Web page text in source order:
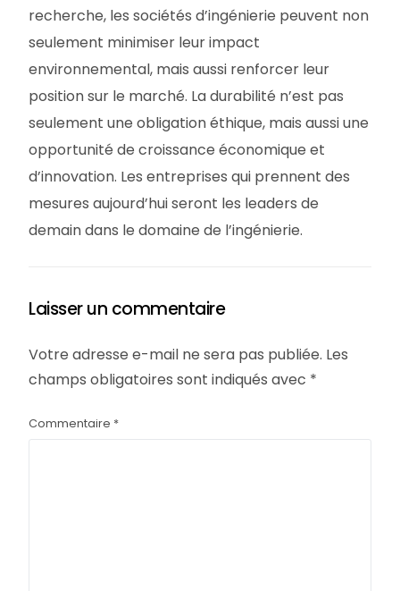
recherche, les sociétés d’ingénierie peuvent non
seulement minimiser leur impact
environnemental, mais aussi renforcer leur
position sur le marché. La durabilité n’est pas
seulement une obligation éthique, mais aussi une
opportunité de croissance économique et
d’innovation. Les entreprises qui prennent des
mesures aujourd’hui seront les leaders de
demain dans le domaine de l’ingénierie.
Laisser un commentaire
Votre adresse e-mail ne sera pas publiée. Les
champs obligatoires sont indiqués avec *
Commentaire *